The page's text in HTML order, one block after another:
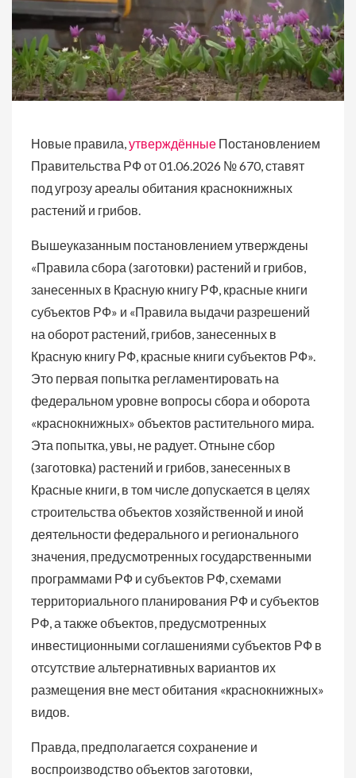
Новые правила,утверждённые Постановлением
Правительства РФ от 01.06.2026 № 670, ставят
под угрозу ареалы обитания краснокнижных
растений и грибов.
Вышеуказанным постановлением утверждены
«Правила сбора (заготовки) растений и грибов,
занесенных в Красную книгу РФ, красные книги
субъектов РФ» и «Правила выдачи разрешений
на оборот растений, грибов, занесенных в
Красную книгу РФ, красные книги субъектов РФ».
Это первая попытка регламентировать на
федеральном уровне вопросы сбора и оборота
«краснокнижных» объектов растительного мира.
Эта попытка, увы, не радует. Отныне сбор
(заготовка) растений и грибов, занесенных в
Красные книги, в том числе допускается в целях
строительства объектов хозяйственной и иной
деятельности федерального и регионального
значения, предусмотренных государственными
программами РФ и субъектов РФ, схемами
территориального планирования РФ и субъектов
РФ, а также объектов, предусмотренных
инвестиционными соглашениями субъектов РФ в
отсутствие альтернативных вариантов их
размещения вне мест обитания «краснокнижных»
видов.
Правда, предполагается сохранение и
воспроизводство объектов заготовки,